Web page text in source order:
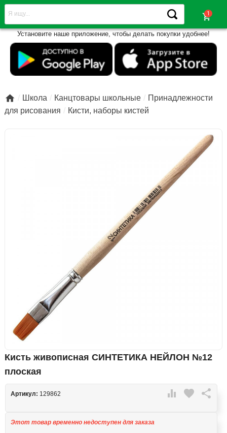
shopping_cart
Установите наше приложение, чтобы делать покупки удобнее!
 Школа Канцтовары школьные
Принадлежности
для рисования
Кисти, наборы кистей
Кисть живописная СИНТЕТИКА НЕЙЛОН №12
плоская
 favorite 
Артикул: 129862
Этот товар временно недоступен для заказа